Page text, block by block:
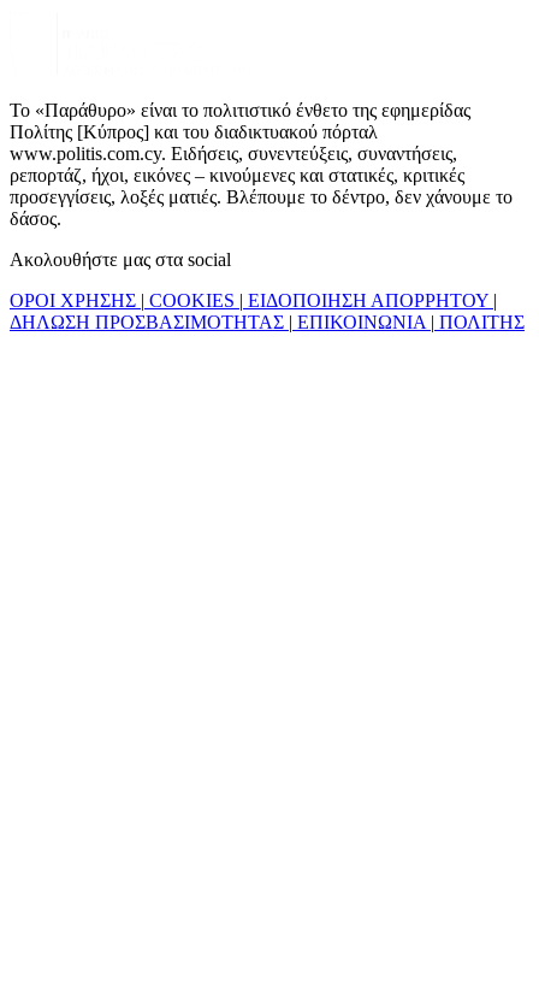
Το «Παράθυρο» είναι το πολιτιστικό ένθετο της εφημερίδας
Πολίτης [Κύπρος] και του διαδικτυακού πόρταλ
www.politis.com.cy. Ειδήσεις, συνεντεύξεις, συναντήσεις,
ρεπορτάζ, ήχοι, εικόνες – κινούμενες και στατικές, κριτικές
προσεγγίσεις, λοξές ματιές. Βλέπουμε το δέντρο, δεν χάνουμε το
δάσος.
Ακολουθήστε μας στα social
ΟΡΟΙ ΧΡΗΣΗΣ | COOKIES | ΕΙΔΟΠΟΙΗΣΗ ΑΠΟΡΡΗΤΟΥ |
ΔΗΛΩΣΗ ΠΡΟΣΒΑΣΙΜΟΤΗΤΑΣ | ΕΠΙΚΟΙΝΩΝΙΑ | ΠΟΛΙΤΗΣ